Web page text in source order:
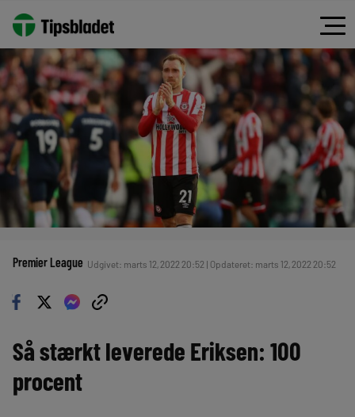
Premier League Udgivet: marts 12, 2022 20:52 | Opdateret: marts 12, 2022 20:52
Så stærkt leverede Eriksen: 100
procent